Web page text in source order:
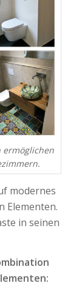
ermöglichen
modernes
Elementen.
in seinen